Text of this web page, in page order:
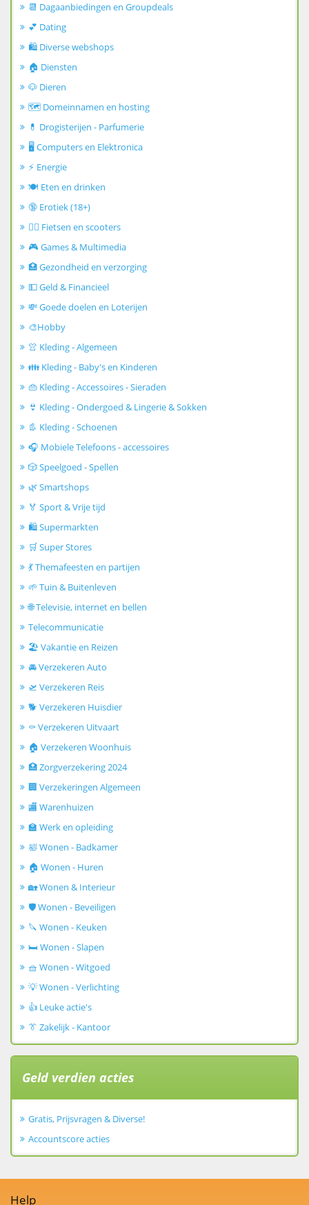
📆 Dagaanbiedingen en Groupdeals
💕 Dating
🛍️ Diverse webshops
🏠 Diensten
🐶 Dieren
🗺️ Domeinnamen en hosting
💊 Drogisterijen - Parfumerie
🖥️ Computers en Elektronica
⚡ Energie
🍽️ Eten en drinken
🔞 Erotiek (18+)
🚴‍♂️ Fietsen en scooters
🎮 Games & Multimedia
🏥 Gezondheid en verzorging
💵 Geld & Financieel
💸 Goede doelen en Loterijen
🎨Hobby
👚 Kleding - Algemeen
👪 Kleding - Baby's en Kinderen
👜 Kleding - Accessoires - Sieraden
👙 Kleding - Ondergoed & Lingerie & Sokken
👢 Kleding - Schoenen
🎧 Mobiele Telefoons - accessoires
🎲 Speelgoed - Spellen
🌿 Smartshops
🏅 Sport & Vrije tijd
🛍️ Supermarkten
🛒 Super Stores
💃 Themafeesten en partijen
🌱 Tuin & Buitenleven
🌐 Televisie, internet en bellen
Telecommunicatie
🏖️ Vakantie en Reizen
🚘 Verzekeren Auto
🛫 Verzekeren Reis
🐕 Verzekeren Huisdier
⚰️ Verzekeren Uitvaart
🏠 Verzekeren Woonhuis
🏥 Zorgverzekering 2024
🏢 Verzekeringen Algemeen
🏬 Warenhuizen
🏫 Werk en opleiding
🛀 Wonen - Badkamer
🏠 Wonen - Huren
🏡 Wonen & Interieur
🛡️ Wonen - Beveiligen
🔪 Wonen - Keuken
🛏️ Wonen - Slapen
🧺 Wonen - Witgoed
💡 Wonen - Verlichting
👍 Leuke actie's
👔 Zakelijk - Kantoor
Geld verdien acties
Gratis, Prijsvragen & Diverse!
Accountscore acties
Help